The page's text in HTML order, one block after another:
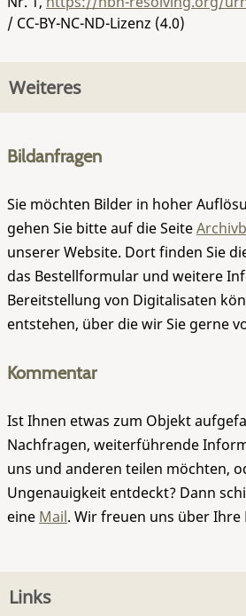
/ CC-BY-NC-ND-Lizenz (4.0)
Weiteres
Bildanfragen
Sie möchten Bilder in hoher
gehen Sie bitte auf die Seite
unserer Website. Dort finden Sie
das Bestellformular und weitere
Bereitstellung von Digitalisaten
entstehen, über die wir Sie gerne
Kommentar
Ist Ihnen etwas zum Objekt
Nachfragen, weiterführende
uns und anderen teilen möchten,
Ungenauigkeit entdeckt? Dann
eine Mail. Wir freuen uns über Ihre
Links